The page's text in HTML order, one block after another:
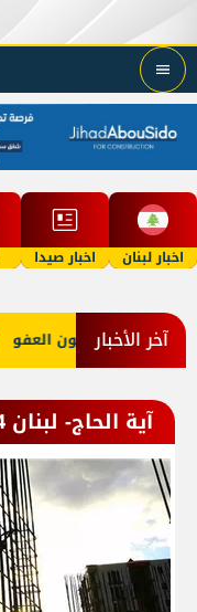
اخبار لبنان اخبار صيدا
آخر الأخبار
قانون العفو
آية الحاج- لبنان 24